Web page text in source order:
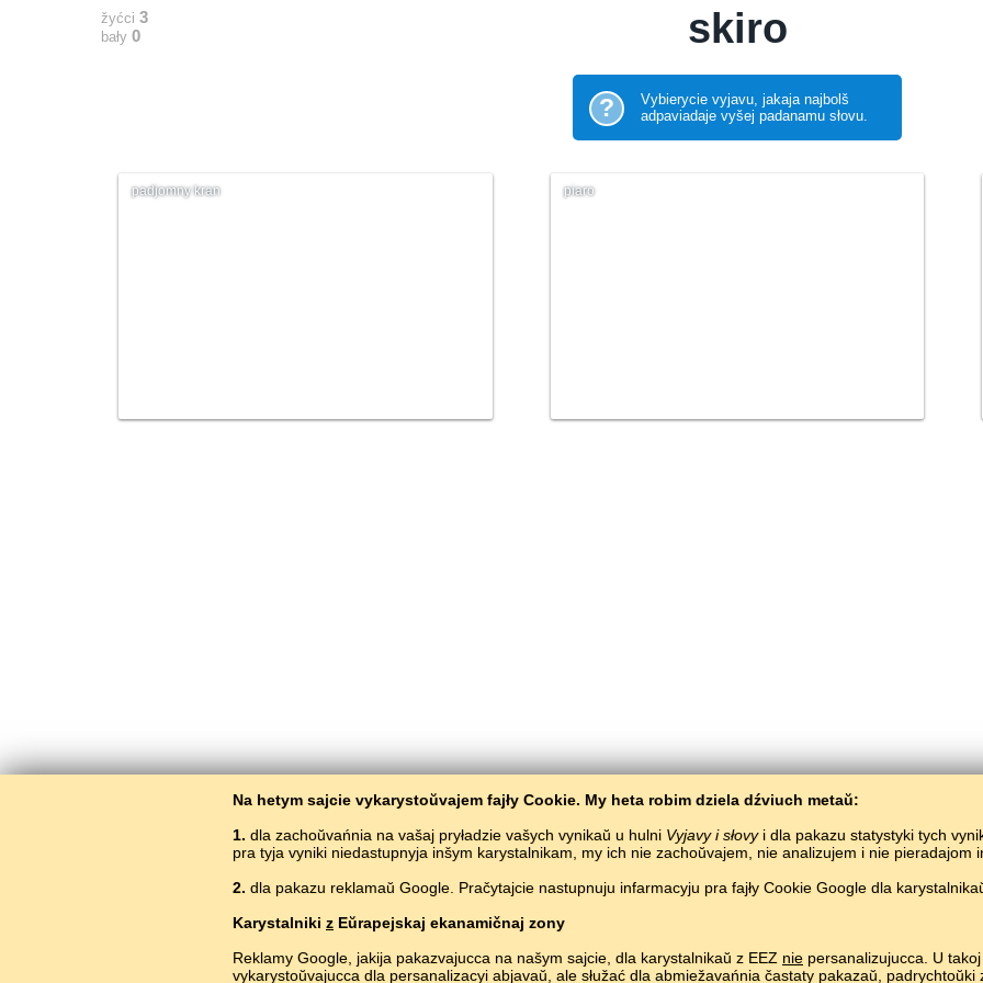
Na hetym sajcie vykarystoŭvajem fajły Cookie. My heta robim dziela dźviuch metaŭ:
1. dla zachoŭvańnia na vašaj pryładzie vašych vynikaŭ u hulni Vyjavy i słovyi dla pakazu statystyki tych
pra tyja vyniki niedastupnyja inšym karystalnikam, my ich nie zachoŭvajem, nie analizujem i nie pieradajom
2. dla pakazu reklamaŭ Google. Pračytajcie nastupnuju infarmacyju pra fajły Cookie Google dla
Karystalniki z Eŭrapejskaj ekanamičnaj zony
Reklamy Google, jakija pakazvajucca na našym sajcie, dla karystalnikaŭ z EEZ nie persanalizujucca. U
vykarystoŭvajucca dla persanalizacyi abjavaŭ, ale słužać dla abmiežavańnia častaty pakazaŭ,
žyćci 3
bały 0 skiro
?
Vybierycie vyjavu, jakaja najbolš
adpaviadaje vyšej padanamu słovu.
padjomny kran piaro
Bałta­Słaŭ / Vyjavy i słovy / Słavienskaja mova ŭ malunkach
Copyright © 2015–2025 BALTOSLAV.